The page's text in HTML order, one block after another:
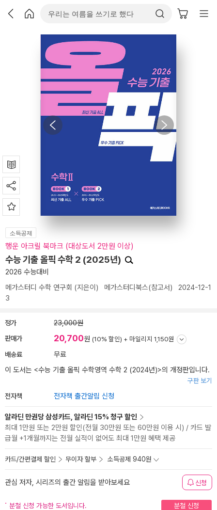
소득공제
행운 아크릴 북마크 (대상도서 2만원 이상)
수능 기출 올픽 수학 2 (2025년)
2026 수능대비
메가스터디 수학 연구회 (지은이) 메가스터디북스(참고서) 2024-12-1
3
정가 23,000원
판매가 20,700원 (10% 할인) + 마일리지 1,150원
배송료
무료
이 도서는 <수능 기출 올픽 수학영역 수학 2 (2024년)>의 개정판입니다.
구판 보기
전자책 전자책 출간알림 신청
알라딘 만권당 삼성카드, 알라딘 15% 청구 할인
최대 1만원 또는 2만원 할인(전월 30만원 또는 60만원 이용 시) / 카드 발
급월 +1개월까지는 전월 실적이 없어도 최대 1만원 혜택 제공
카드/간편결제 할인 무이자 할부 소득공제 940원
관심 저자, 시리즈의 출간 알림을 받아보세요 신청
분철 신청 가능한 도서입니다. 분철 신청